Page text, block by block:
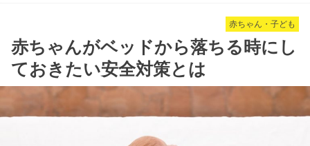
赤ちゃん・子ども
赤ちゃんがベッドから落ちる時にし
ておきたい安全対策とは